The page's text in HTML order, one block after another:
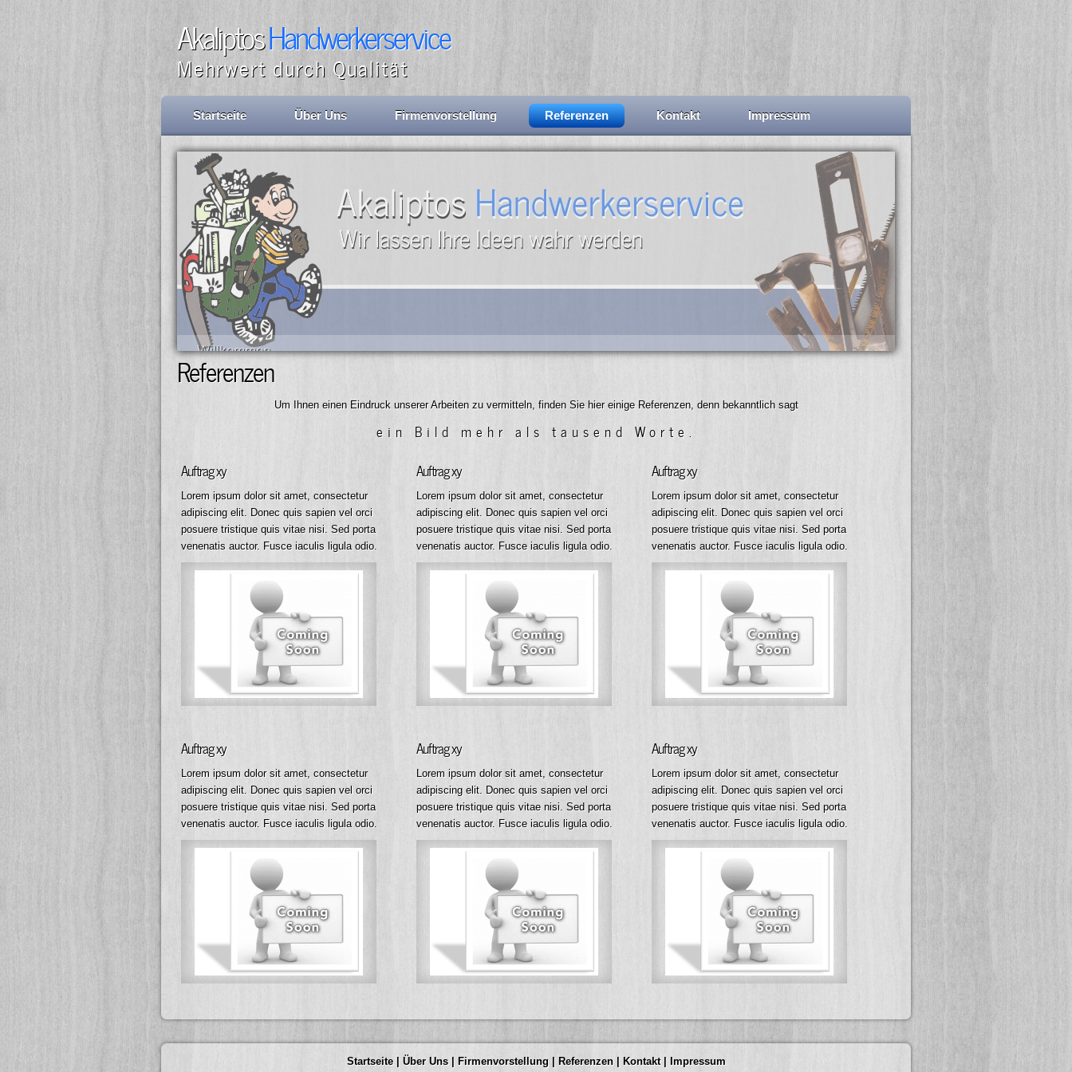
AkaliptosHandwerkerservice
Mehrwert durch Qualität
Startseite Über Uns Firmenvorstellung Referenzen Kontakt Impressum
Willkommen
Referenzen
Um Ihnen einen Eindruck unserer Arbeiten zu vermitteln, finden Sie hier einige Referenzen, denn bekanntlich sagt
ein Bild mehr als tausend Worte.
Auftrag xy
Lorem ipsum dolor sit amet, consectetur
adipiscing elit. Donec quis sapien vel orci
posuere tristique quis vitae nisi. Sed porta
venenatis auctor. Fusce iaculis ligula odio.
Auftrag xy
Lorem ipsum dolor sit amet, consectetur
adipiscing elit. Donec quis sapien vel orci
posuere tristique quis vitae nisi. Sed porta
venenatis auctor. Fusce iaculis ligula odio.
Auftrag xy
Lorem ipsum dolor sit amet, consectetur
adipiscing elit. Donec quis sapien vel orci
posuere tristique quis vitae nisi. Sed porta
venenatis auctor. Fusce iaculis ligula odio.
Auftrag xy
Lorem ipsum dolor sit amet, consectetur
adipiscing elit. Donec quis sapien vel orci
posuere tristique quis vitae nisi. Sed porta
venenatis auctor. Fusce iaculis ligula odio.
Auftrag xy
Lorem ipsum dolor sit amet, consectetur
adipiscing elit. Donec quis sapien vel orci
posuere tristique quis vitae nisi. Sed porta
venenatis auctor. Fusce iaculis ligula odio.
Auftrag xy
Lorem ipsum dolor sit amet, consectetur
adipiscing elit. Donec quis sapien vel orci
posuere tristique quis vitae nisi. Sed porta
venenatis auctor. Fusce iaculis ligula odio.
Startseite| Über Uns| Firmenvorstellung| Referenzen Kontakt| Impressum